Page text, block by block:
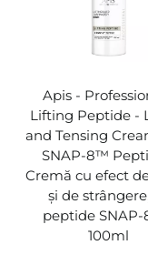
Apis -
Lifting Peptide -
and Tensing
SNAP-8™
Cremă cu efect
și de
peptide
100ml